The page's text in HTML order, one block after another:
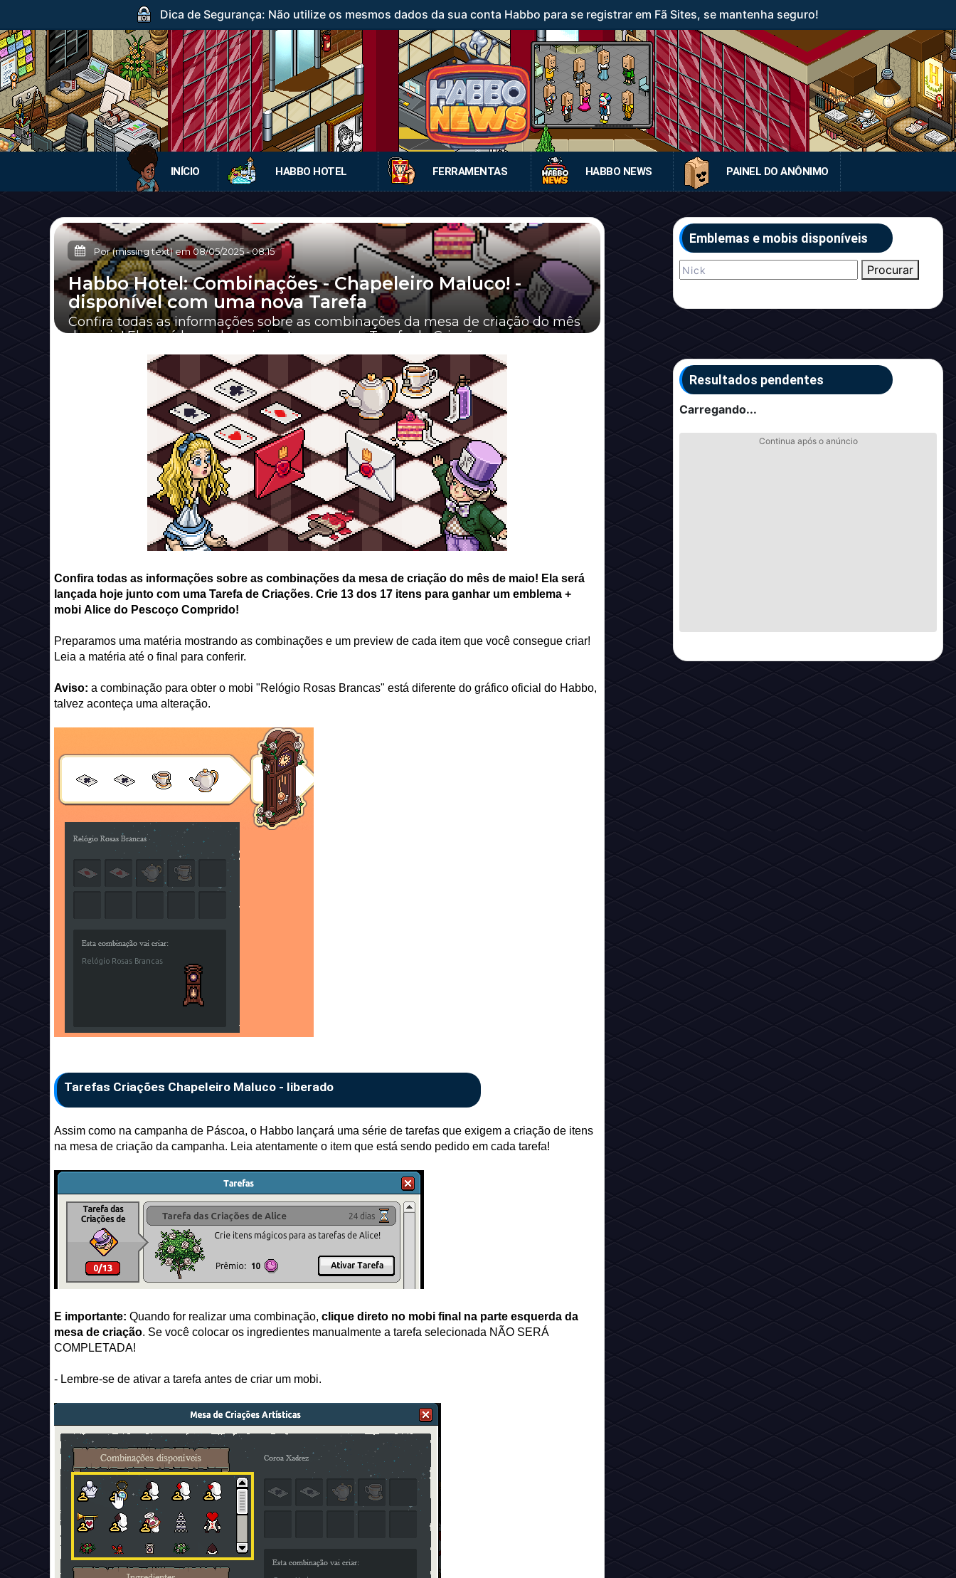
Dica de Segurança: Não utilize os mesmos dados da sua conta Habbo para se registrar em Fã Sites, se mantenha seguro!
INÍCIO HABBO HOTEL FERRAMENTAS HABBO NEWS PAINEL DO ANÔNIMO
Por (missing text) em08/05/2025-08:15
Habbo Hotel: Combinações - Chapeleiro Maluco! -
disponível com uma nova Tarefa
Confira todas as informações sobre as combinações da mesa de criação do mês
de maio! Ela será lançada hoje junto com uma Tarefa de Criaçõe...
Confira todas as informações sobre as combinações da mesa de criação do mês de maio! Ela será
lançada hoje junto com uma Tarefa de Criações. Crie 13 dos 17 itens para ganhar um emblema +
mobi Alice do Pescoço Comprido!
Preparamos uma matéria mostrando as combinações e um preview de cada item que você consegue criar!
Leia a matéria até o final para conferir.
Aviso: a combinação para obter o mobi "Relógio Rosas Brancas" está diferente do gráfico oficial do Habbo,
talvez aconteça uma alteração.
Tarefas Criações Chapeleiro Maluco - liberado
Assim como na campanha de Páscoa, o Habbo lançará uma série de tarefas que exigem a criação de itens
na mesa de criação da campanha. Leia atentamente o item que está sendo pedido em cada tarefa!
E importante: Quando for realizar uma combinação, clique direto no mobi final na parte esquerda da
mesa de criação. Se você colocar os ingredientes manualmente a tarefa selecionada NÃO SERÁ
COMPLETADA!
- Lembre-se de ativar a tarefa antes de criar um mobi.
Emblemas e mobis disponíveis
Procurar
Resultados pendentes
Carregando...